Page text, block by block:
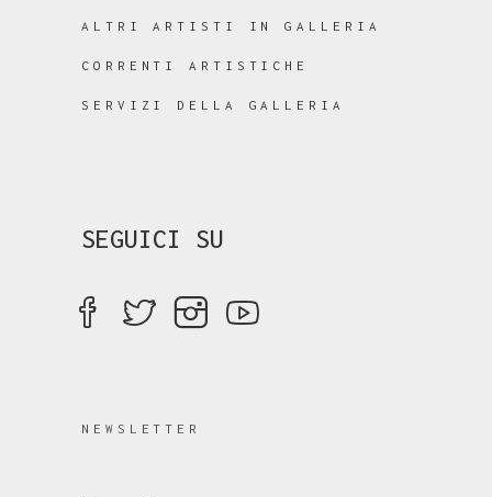
ALTRI ARTISTI IN GALLERIA
CORRENTI ARTISTICHE
SERVIZI DELLA GALLERIA
SEGUICI SU
NEWSLETTER